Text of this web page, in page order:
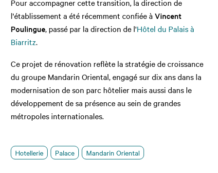
Pour accompagner cette transition, la direction de
l'établissement a été récemment confiée àVincent
Poulingue, passé par la direction de l'Hôtel du Palais à
Biarritz.
Ce projet de rénovation reflète la stratégie de croissance
du groupe Mandarin Oriental, engagé sur dix ans dans la
modernisation de son parc hôtelier mais aussi dans le
développement de sa présence au sein de grandes
métropoles internationales.
Hotellerie Palace Mandarin Oriental